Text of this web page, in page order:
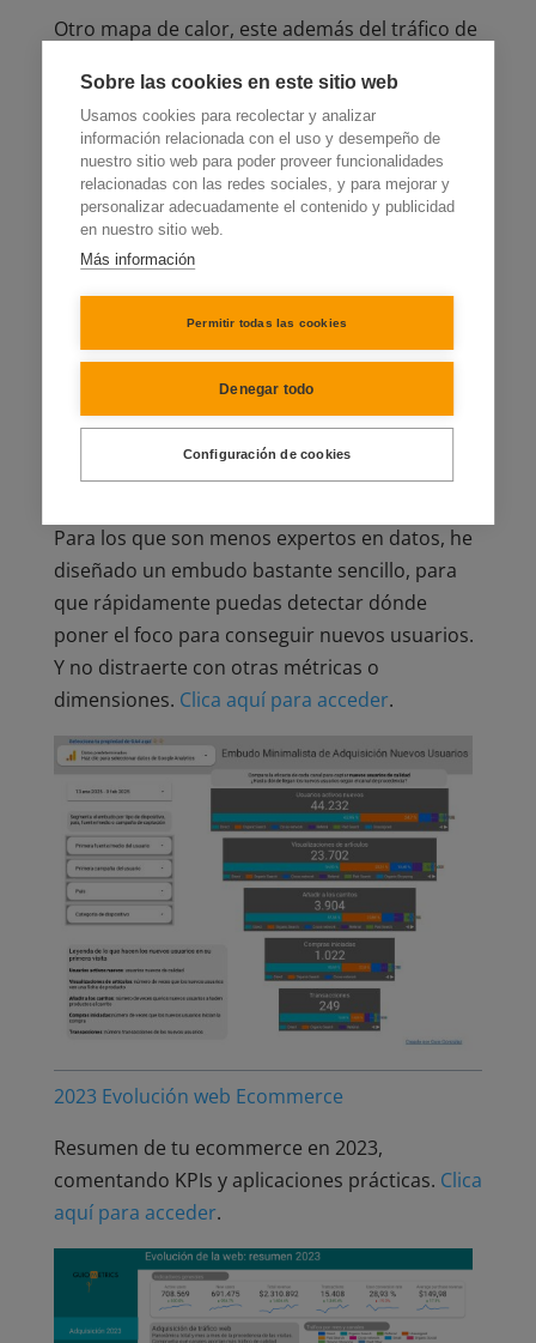
Otro mapa de calor, este además del tráfico de
aquí para acceder.
Embudo minimalista Ecommerce de
adquisición de nuevos usuarios
Para los que son menos expertos en datos, he
diseñado un embudo bastante sencillo, para
que rápidamente puedas detectar dónde
poner el foco para conseguir nuevos usuarios.
Y no distraerte con otras métricas o
dimensiones. Clica aquí para acceder.
2023 Evolución web Ecommerce
Resumen de tu ecommerce en 2023,
comentando KPIs y aplicaciones prácticas. Clica
aquí para acceder.
Sobre las cookies en este sitio web
Usamos cookies para recolectar y analizar
información relacionada con el uso y desempeño de
nuestro sitio web para poder proveer funcionalidades
relacionadas con las redes sociales, y para mejorar y
personalizar adecuadamente el contenido y publicidad
en nuestro sitio web.
Más información
Permitir todas las cookies
Denegar todo
Configuración de cookies